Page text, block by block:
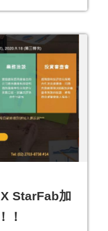
StarFab加
！